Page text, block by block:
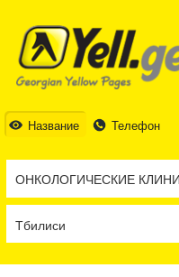
Название Телефон
ТБИЛИСИ
ТБИЛИСИ
АБХАЗИЯ
ГАЛИ
БАТУМИ
КОБУЛЕТИ
ШУАХЕВИ
ЧАКВИ